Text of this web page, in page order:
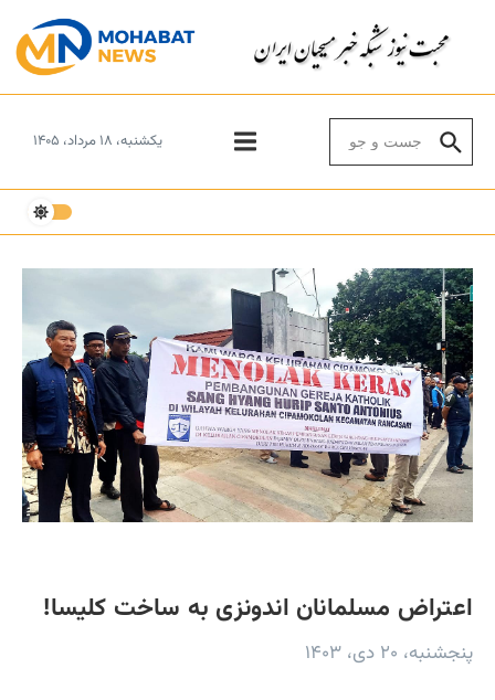
یکشنبه، ۱۸ مرداد، ۱۴۰۵
اعتراض مسلمانان اندونزی به ساخت کلیسا!
پنجشنبه، ۲۰ دی، ۱۴۰۳